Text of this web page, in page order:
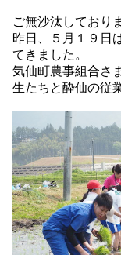
ご無沙汰しており
昨日、５月１９日
てきました。
気仙町農事組合さ
生たちと酔仙の従